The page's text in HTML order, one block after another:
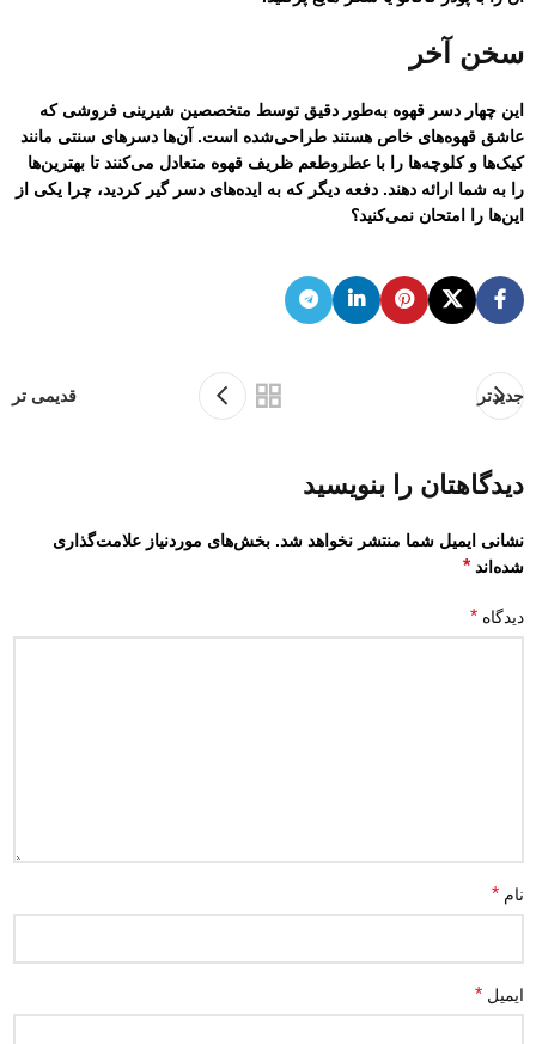
سخن آخر
این چهار دسر قهوه به‌طور دقیق توسط متخصصین شیرینی فروشی که
عاشق قهوه‌های خاص هستند طراحی‌شده است. آن‌ها دسرهای سنتی مانند
کیک‌ها و کلوچه‌ها را با عطروطعم ظریف قهوه متعادل می‌کنند تا بهترین‌ها
را به شما ارائه دهند. دفعه دیگر که به ایده‌های دسر گیر کردید، چرا یکی از
این‌ها را امتحان نمی‌کنید؟
جدیدتر قدیمی تر
دیدگاهتان را بنویسید
نشانی ایمیل شما منتشر نخواهد شد. بخش‌های موردنیاز علامت‌گذاری
شده‌اند*
دیدگاه*
نام*
ایمیل*